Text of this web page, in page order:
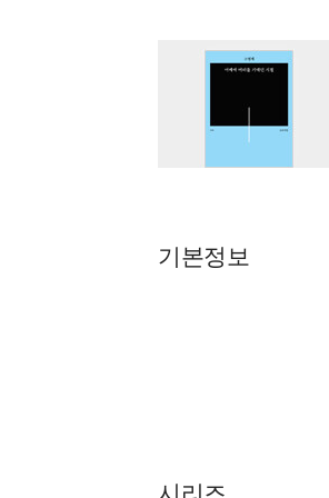
기본정보